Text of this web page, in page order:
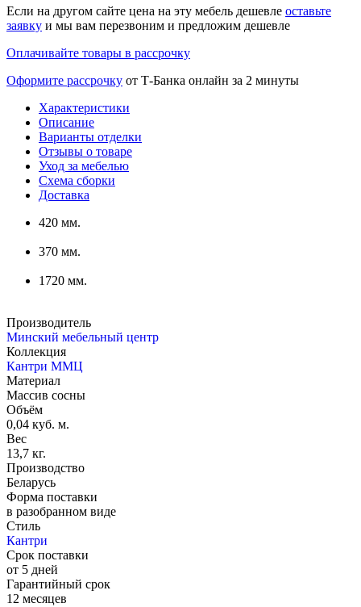
Если на другом сайте цена на эту мебель дешевле оставьте
заявку и мы вам перезвоним и предложим дешевле
Оплачивайте товары в рассрочку
Оформите рассрочку от Т-Банка онлайн за 2 минуты
Характеристики
Описание
Варианты отделки
Отзывы о товаре
Уход за мебелью
Схема сборки
Доставка
420 мм.
370 мм.
1720 мм.
Производитель
Минский мебельный центр
Коллекция
Кантри ММЦ
Материал
Массив сосны
Объём
0,04 куб. м.
Вес
13,7 кг.
Производство
Беларусь
Форма поставки
в разобранном виде
Стиль
Кантри
Срок поставки
от 5 дней
Гарантийный срок
12 месяцев